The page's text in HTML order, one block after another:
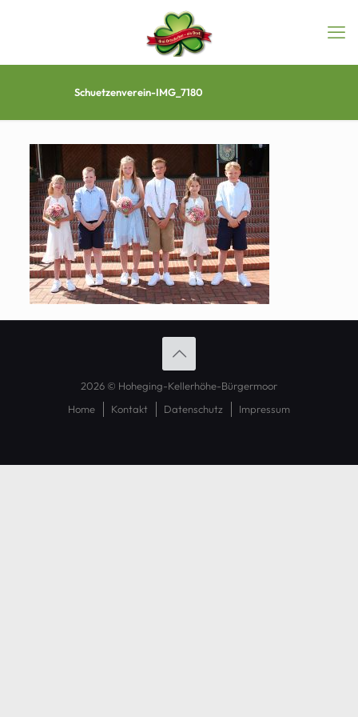
Schuetzenverein-IMG_7180
2026 © Hoheging-Kellerhöhe-Bürgermoor
Home
Kontakt Datenschutz Impressum